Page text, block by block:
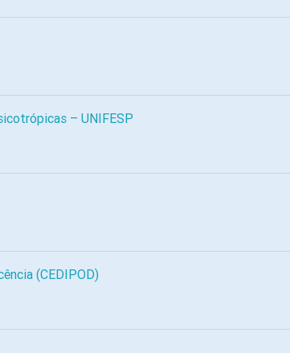
– UNIFESP
(CEDIPOD)